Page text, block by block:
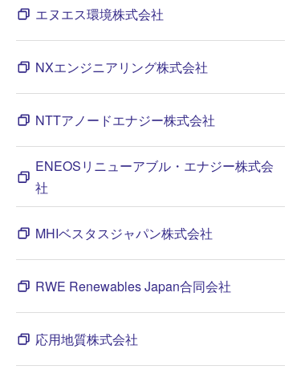
エヌエス環境株式会社
NXエンジニアリング株式会社
NTTアノードエナジー株式会社
ENEOSリニューアブル・エナジー株式会
社
MHIベスタスジャパン株式会社
RWE Renewables Japan合同会社
応用地質株式会社